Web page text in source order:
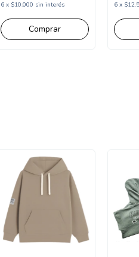
6 x $10.000 sin interés
Comprar
6 x